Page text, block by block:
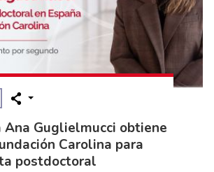
Ana Guglielmucci obtiene
Carolina para
postdoctoral